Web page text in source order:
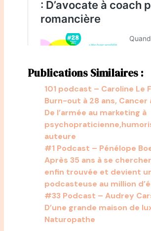
Publications Similaires :
101 podcast – Caroline Le
Burn-out à 28 ans, Cancer
De l’armée au marketing à
auteure
#1 Podcast – Pénélope
Après 35 ans à se
enfin trouvée et devient
podcasteuse au million
#33 Podcast – Audrey
D’une grande maison de
Naturopathe